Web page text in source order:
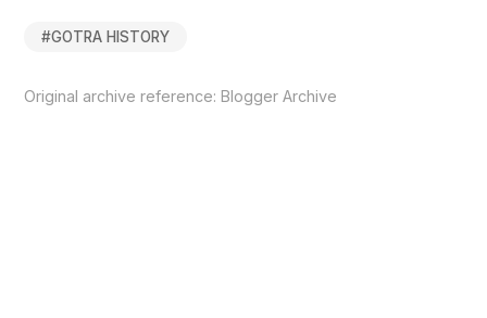
#GOTRA HISTORY
Original archive reference:Blogger Archive